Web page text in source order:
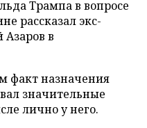
Трампа в вопросе
рассказал экс-
в
факт назначения
значительные
лично у него.